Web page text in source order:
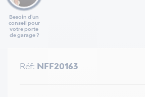
Besoin d'un
conseil pour
votre porte
de garage ?
Réf: NFF20163